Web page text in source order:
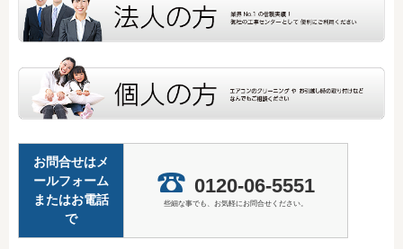
お問合せはメ
ールフォーム
またはお電話
で
0120-06-5551
些細な事でも、お気軽にお問合せください。